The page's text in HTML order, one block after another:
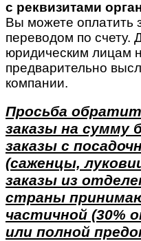
с реквизитами
Вы можете оплатить
переводом по счету.
юридическим лицам
предварительно
компании.
Просьба
заказы на сумму
заказы с
(саженцы,
заказы из
страны
частичной (30%
или полной